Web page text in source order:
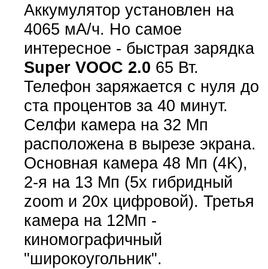
Аккумулятор установлен на
4065 мА/ч. Но самое
интересное - быстрая зарядка
Super VOOC 2.0 65 Вт.
Телефон заряжается с нуля до
ста процентов за 40 минут.
Селфи камера на 32 Мп
расположена в вырезе экрана.
Основная камера 48 Мп (4K),
2-я на 13 Мп (5x гибридный
zoom и 20x цифровой). Третья
камера на 12Мп -
киномографичный
"широкоугольник".